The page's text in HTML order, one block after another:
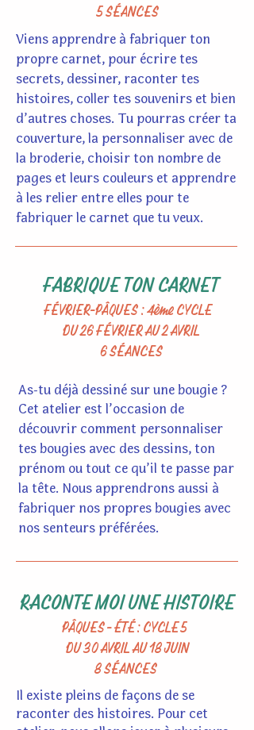
5 SÉANCES
Viens apprendre à fabriquer ton
propre carnet, pour écrire tes
secrets, dessiner, raconter tes
histoires, coller tes souvenirs et bien
d’autres choses. Tu pourras créer ta
couverture, la personnaliser avec de
la broderie, choisir ton nombre de
pages et leurs couleurs et apprendre
à les relier entre elles pour te
fabriquer le carnet que tu veux.
FABRIQUE TON CARNET
FÉVRIER-PÂQUES : 4ème CYCLE
DU 26 FÉVRIER AU 2 AVRIL
6 SÉANCES
As-tu déjà dessiné sur une bougie ?
Cet atelier est l’occasion de
découvrir comment personnaliser
tes bougies avec des dessins, ton
prénom ou tout ce qu’il te passe par
la tête. Nous apprendrons aussi à
fabriquer nos propres bougies avec
nos senteurs préférées.
RACONTE MOI UNE HISTOIRE
PÂQUES - ÉTÉ : CYCLE 5
DU 30 AVRIL AU 18 JUIN
8 SÉANCES
Il existe pleins de façons de se
raconter des histoires. Pour cet